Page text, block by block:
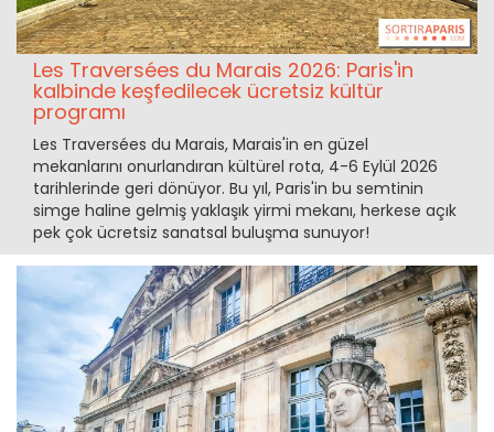
Les Traversées du Marais 2026: Paris'in
kalbinde keşfedilecek ücretsiz kültür
programı
Les Traversées du Marais, Marais'in en güzel
mekanlarını onurlandıran kültürel rota, 4-6 Eylül 2026
tarihlerinde geri dönüyor. Bu yıl, Paris'in bu semtinin
simge haline gelmiş yaklaşık yirmi mekanı, herkese açık
pek çok ücretsiz sanatsal buluşma sunuyor!